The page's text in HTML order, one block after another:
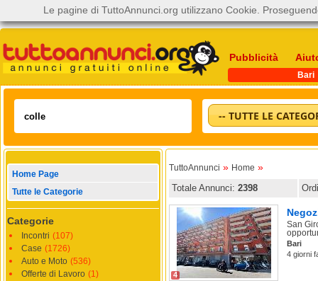
Pubblicità
Bari
-- TUTTE LE
Home Page
Tutte le Categorie
Categorie
Incontri (107)
Case (1726)
Auto e Moto (536)
Offerte di Lavoro (1)
TuttoAnnunci » Home »
Totale Annunci: 2398
4
San
Bari
4 giorni
Le pagine di TuttoAnnunci.org utilizzano Cookie.